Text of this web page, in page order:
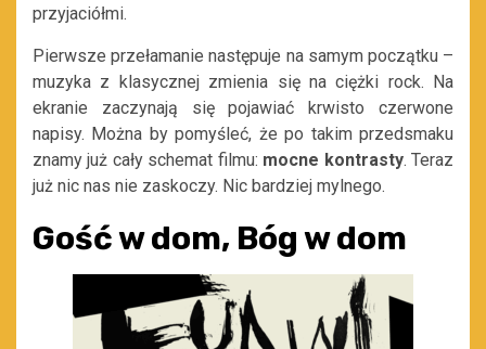
przyjaciółmi.
Pierwsze przełamanie następuje na samym początku –
muzyka z klasycznej zmienia się na ciężki rock. Na
ekranie zaczynają się pojawiać krwisto czerwone
napisy. Można by pomyśleć, że po takim przedsmaku
znamy już cały schemat filmu: mocne kontrasty. Teraz
już nic nas nie zaskoczy. Nic bardziej mylnego.
Gość w dom, Bóg w dom